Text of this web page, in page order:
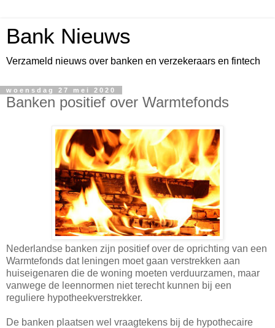
Bank Nieuws
Verzameld nieuws over banken en verzekeraars en fintech
woensdag 27 mei 2020
Banken positief over Warmtefonds
Nederlandse banken zijn positief over de oprichting van een
Warmtefonds dat leningen moet gaan verstrekken aan
huiseigenaren die de woning moeten verduurzamen, maar
vanwege de leennormen niet terecht kunnen bij een
reguliere hypotheekverstrekker.
De banken plaatsen wel vraagtekens bij de hypothecaire